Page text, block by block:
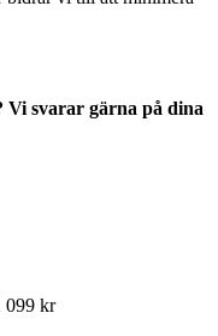
Vi svarar gärna på dina
099 kr